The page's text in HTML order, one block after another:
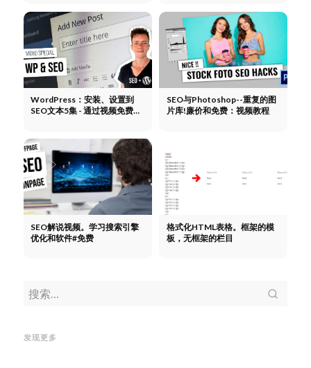
WordPress：安装、设置到
SEO文本5集 - 通过视频免费学
SEO与Photoshop--重复的图
片库!廉价和免费：视频教程
SEO解说视频。学习搜索引擎
优化和软件#免费
格式化HTML表格。框架的模
板，无框架的栏目
发现更多
屏蔽--不再看到人和资料